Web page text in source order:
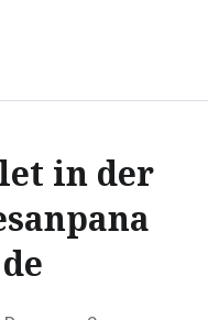
in der
de